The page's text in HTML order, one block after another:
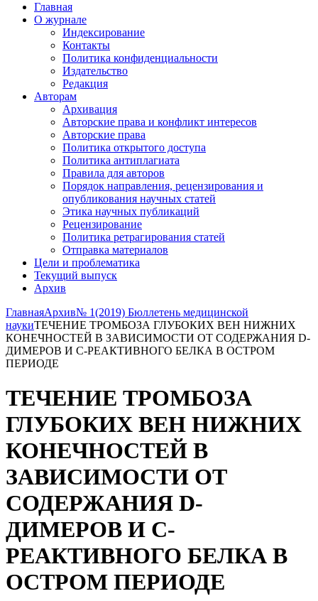
Главная
О журнале
Индексирование
Контакты
Политика конфиденциальности
Издательство
Редакция
Авторам
Архивация
Авторские права и конфликт интересов
Авторские права
Политика открытого доступа
Политика антиплагиата
Правила для авторов
Порядок направления, рецензирования и
опубликования научных статей
Этика научных публикаций
Рецензирование
Политика ретрагирования статей
Отправка материалов
Цели и проблематика
Текущий выпуск
Архив
ГлавнаяАрхив№ 1(2019) Бюллетень медицинской
наукиТЕЧЕНИЕ ТРОМБОЗА ГЛУБОКИХ ВЕН НИЖНИХ
КОНЕЧНОСТЕЙ В ЗАВИСИМОСТИ ОТ СОДЕРЖАНИЯ D-
ДИМЕРОВ И С-РЕАКТИВНОГО БЕЛКА В ОСТРОМ
ПЕРИОДЕ
ТЕЧЕНИЕ ТРОМБОЗА
ГЛУБОКИХ ВЕН НИЖНИХ
КОНЕЧНОСТЕЙ В
ЗАВИСИМОСТИ ОТ
СОДЕРЖАНИЯ D-
ДИМЕРОВ И С-
РЕАКТИВНОГО БЕЛКА В
ОСТРОМ ПЕРИОДЕ